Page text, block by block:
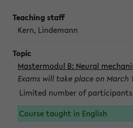
Kern, Lindemann
Mastermodul B: Neural
Exams will take place on March
Limited number of
Course taught in English